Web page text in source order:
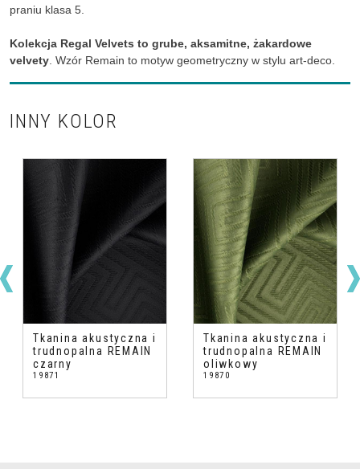
praniu klasa 5.
Kolekcja Regal Velvets to grube, aksamitne, żakardowe
velvety . Wzór Remain to motyw geometryczny w stylu art-deco.
INNY KOLOR
Tkanina akustyczna i
trudnopalna REMAIN
czarny
19871
Tkanina akustyczna i
trudnopalna REMAIN
oliwkowy
19870